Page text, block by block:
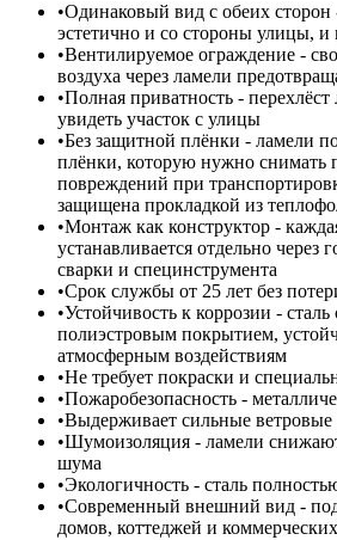
Одинаковый вид с обеих сторон
эстетично и со стороны улицы, и
Вентилируемое ограждение -
воздуха через ламели
Полная приватность - перехлёст
увидеть участок с улицы
Без защитной плёнки - ламели
плёнки, которую нужно снимать
повреждений при
защищена прокладкой из
Монтаж как конструктор -
устанавливается отдельно через
сварки и специнструмента
Срок службы от 25 лет без
Устойчивость к коррозии -
полиэстровым покрытием,
атмосферным воздействиям
Не требует покраски и
Пожаробезопасность -
Выдерживает сильные ветровые
Шумоизоляция - ламели
шума
Экологичность - сталь
Современный внешний вид -
домов, коттеджей и